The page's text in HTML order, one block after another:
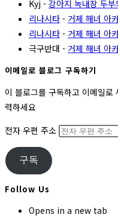
Kyj - 강아지 녹내장 두
리나시타 - 거제 해녀 아
리나시타 - 거제 해녀 아
극구반대 - 거제 해녀 아
이메일로 블로그 구독하기
이 블로그를 구독하고 이메일로
력하세요
전자 우편 주소
구독
Follow Us
Opens in a new tab